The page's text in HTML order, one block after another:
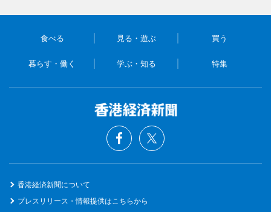
食べる 見る・遊ぶ 買う
暮らす・働く 学ぶ・知る 特集
香港経済新聞について
プレスリリース・情報提供はこちらから